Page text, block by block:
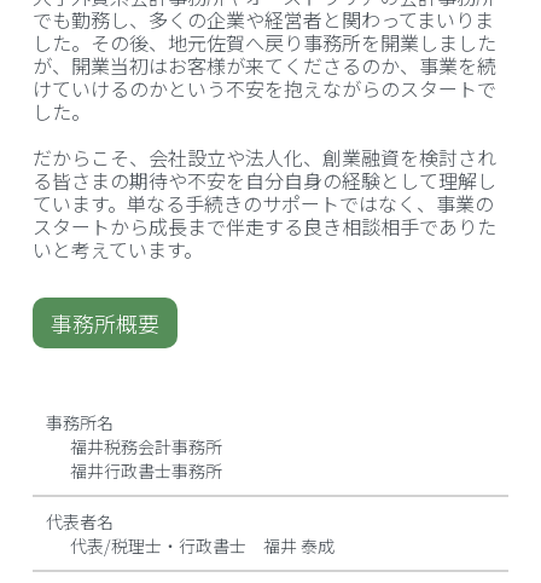
でも勤務し、多くの企業や経営者と関わってまいりま
した。その後、地元佐賀へ戻り事務所を開業しました
が、開業当初はお客様が来てくださるのか、事業を続
けていけるのかという不安を抱えながらのスタートで
した。
だからこそ、会社設立や法人化、創業融資を検討され
る皆さまの期待や不安を自分自身の経験として理解し
ています。単なる手続きのサポートではなく、事業の
スタートから成長まで伴走する良き相談相手でありた
いと考えています。
事務所概要
事務所名
福井税務会計事務所
福井行政書士事務所
代表者名
代表/税理士・行政書士 福井 泰成